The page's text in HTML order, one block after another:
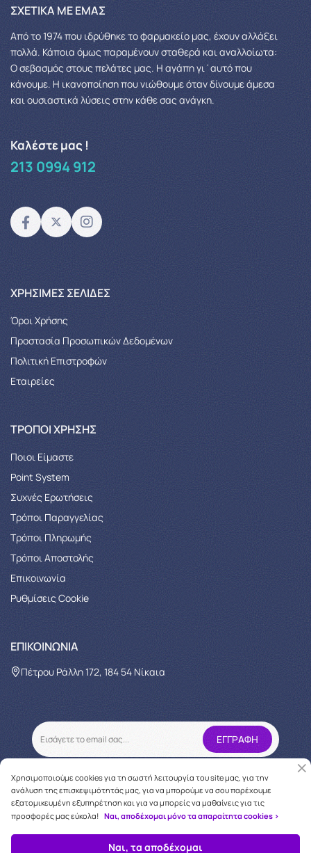
ΣΧΕΤΙΚΆ ΜΕ ΕΜΆΣ
Από το 1974 που ιδρύθηκε το φαρμακείο μας, έχουν αλλάξει
πολλά. Κάποια όμως παραμένουν σταθερά και αναλλοίωτα:
Ο σεβασμός στους πελάτες μας. Η αγάπη γι΄αυτό που
κάνουμε. Η ικανοποίηση που νιώθουμε όταν δίνουμε άμεσα
και ουσιαστικά λύσεις στην κάθε σας ανάγκη.
Καλέστε μας !
213 0994 912
XΡΉΣΙΜΕΣ ΣΕΛΊΔΕΣ
Όροι Χρήσης
Προστασία Προσωπικών Δεδομένων
Πολιτική Επιστροφών
Εταιρείες
ΤΡΌΠΟΙ ΧΡΉΣΗΣ
Ποιοι Είμαστε
Point System
Συχνές Ερωτήσεις
Τρόποι Παραγγελίας
Tρόποι Πληρωμής
Τρόποι Αποστολής
Επικοινωνία
Ρυθμίσεις Cookie
ΕΠΙΚΟΙΝΩΝΊΑ
Πέτρου Ράλλη 172, 184 54 Νίκαια
Χρησιμοποιούμε cookies για τη σωστή λειτουργία του site μας, για την
ανάλυση της επισκεψιμότητάς μας, για να μπορούμε να σου παρέχουμε
εξατομικευμένη εξυπηρέτηση και για να μπορείς να μαθαίνεις για τις
προσφορές μας εύκολα! Ναι, αποδέχομαι μόνο τα απαραίτητα cookies >
Ναι, τα αποδέχομαι